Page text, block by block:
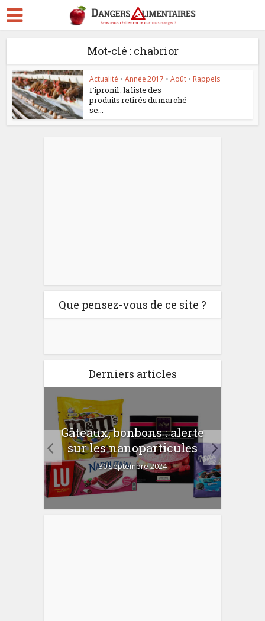
Mot-clé : chabrior
Actualité • Année 2017 • Août • Rappels
Fipronil : la liste des
produits retirés du marché
se...
Que pensez-vous de ce site ?
Derniers articles
Gâteaux, bonbons : alerte
sur les nanoparticules
30 septembre 2024